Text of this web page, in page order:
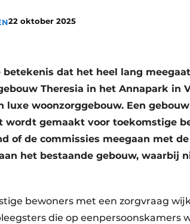
22 oktober 2025
betekenis dat het heel lang
Theresia in het Annapark in
luxe woonzorggebouw. Een
wordt gemaakt voor toekomstige
of de commissies meegaan met
het bestaande gebouw, waarbij
bewoners met een zorgvraag
die op eenpersoonskamers